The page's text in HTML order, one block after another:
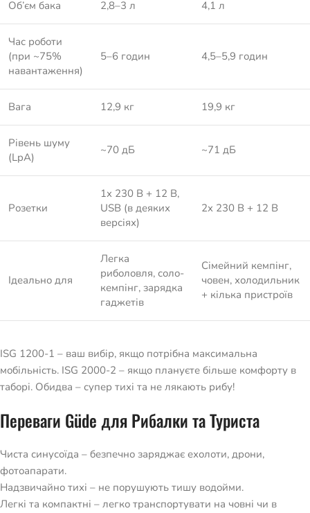
Об’єм бака 2,8–3 л 4,1 л
Час роботи
(при ~75%
навантаження)
5–6 годин 4,5–5,9 годин
Вага 12,9 кг 19,9 кг
Рівень шуму
(LpA)
~70 дБ ~71 дБ
Розетки
1x 230 В + 12 В,
USB (в деяких
версіях)
2x 230 В + 12 В
Ідеально для
Легка
риболовля, соло-
кемпінг, зарядка
гаджетів
Сімейний кемпінг,
човен, холодильник
+ кілька пристроїв
ISG 1200-1 – ваш вибір, якщо потрібна максимальна
мобільність. ISG 2000-2 – якщо плануєте більше комфорту в
таборі. Обидва – супер тихі та не лякають рибу!
Переваги Güde для Рибалки та Туриста
Чиста синусоїда – безпечно заряджає ехолоти, дрони,
фотоапарати.
Надзвичайно тихі – не порушують тишу водойми.
Легкі та компактні – легко транспортувати на човні чи в